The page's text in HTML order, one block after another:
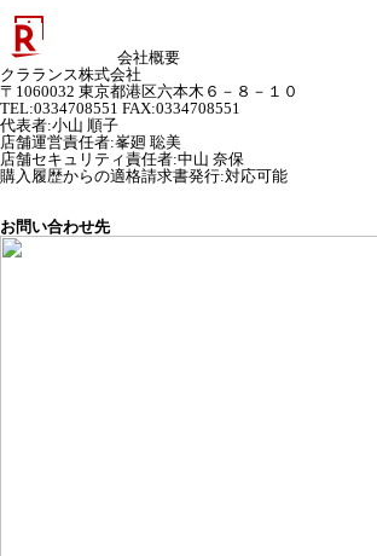
会社概要
クラランス株式会社
〒1060032 東京都港区六本木６－８－１０
TEL:0334708551 FAX:0334708551
代表者:小山 順子
店舗運営責任者:峯廻 聡美
店舗セキュリティ責任者:中山 奈保
購入履歴からの適格請求書発行:対応可能
お問い合わせ先